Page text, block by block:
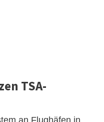
TSA-
an Flughäfen in